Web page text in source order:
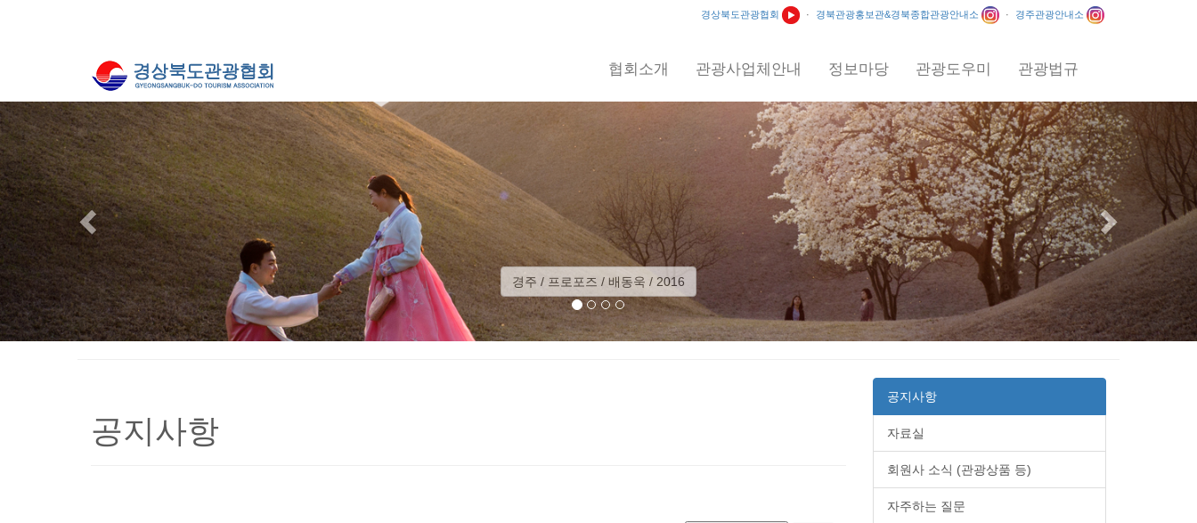
경상북도관광협회 · 경북관광홍보관&경북종합관광안내소 · 경주관광안내소
협회소개 관광사업체안내 정보마당 관광도우미 관광법규
경주 / 프로포즈 / 배동욱 / 2016
Previous Next
공지사항
공지사항
자료실
회원사 소식 (관광상품 등)
자주하는 질문